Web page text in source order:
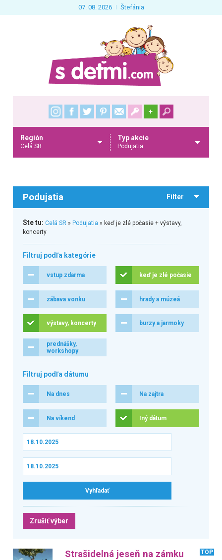
07. 08. 2026 Štefánia
+
Región
Celá SR
Typ akcie
Podujatia
Podujatia Filter
Ste tu: Celá SR» Podujatia » keď je zlé počasie + výstavy,
koncerty
Filtruj podľa kategórie
vstup zdarma keď je zlé počasie
zábava vonku hrady a múzeá
výstavy, koncerty burzy a jarmoky
prednášky,
workshopy
Filtruj podľa dátumu
Na dnes Na zajtra
Na víkend Iný dátum
Zrušiť výber
Strašidelná jeseň na zámku
TOP